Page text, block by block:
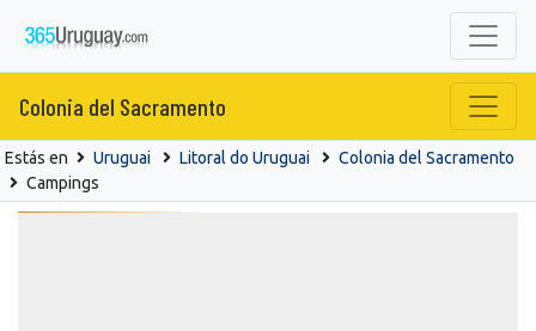
Colonia del Sacramento
Estás en Uruguai Litoral do Uruguai
Colonia del Sacramento
Campings